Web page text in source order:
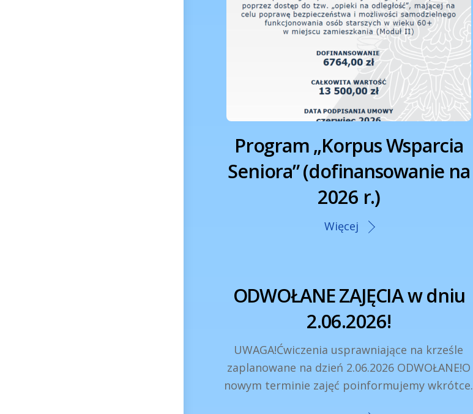
Program „Korpus Wsparcia
Seniora” (dofinansowanie na
2026 r.)
Więcej
ODWOŁANE ZAJĘCIA w dniu
2.06.2026!
UWAGA!Ćwiczenia usprawniające na krześle
zaplanowane na dzień 2.06.2026 ODWOŁANE!O
nowym terminie zajęć poinformujemy wkrótce.